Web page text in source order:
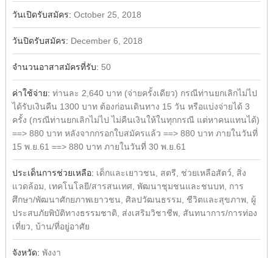
วันเปิดรับสมัคร: October 25, 2018
วันปิดรับสมัคร: December 6, 2018
จำนวนอาสาสมัครที่รับ: 50
ค่าใช้จ่าย: ท่านละ 2,640 บาท (จ่ายครั้งเดียว) กรณีท่านยกเลิกไม่ไป
ได้รับเงินคืน 1300 บาท ต้องก่อนเดินทาง 15 วัน หรือแบ่งจ่ายได้ 3
ครั้ง (กรณีท่านยกเลิกไม่ไป ไม่คืนเงินให้ในทุกกรณี แต่หาคนแทนได้)
==> 880 บาท หลังจากกรอกใบสมัครแล้ว ==> 880 บาท ภายในวันที่
15 พ.ย.61 ==> 880 บาท ภายในวันที่ 30 พ.ย.61
ประเด็นการช่วยเหลือ: เด็กและเยาวชน, สตรี, ช่วยเหลือสัตว์, สิ่ง
แวดล้อม, เทคโนโลยี/สารสนเทศ, พัฒนาชุมชนและชนบท, การ
ศึกษา/พัฒนาศักยภาพเยาวชน, ศิลปวัฒนธรรม, ชีวิตและสุขภาพ, ผู้
ประสบภัยพิบัติทางธรรมชาติ, ส่งเสริมวิชาชีพ, สันทนาการ/การท่อง
เที่ยว, บ้าน/ที่อยู่อาศัย
จังหวัด: พังงา